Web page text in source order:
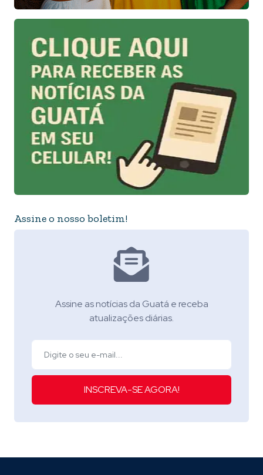
Assine o nosso boletim!
Assine as notícias da Guatá e receba
atualizações diárias.
INSCREVA-SE AGORA!